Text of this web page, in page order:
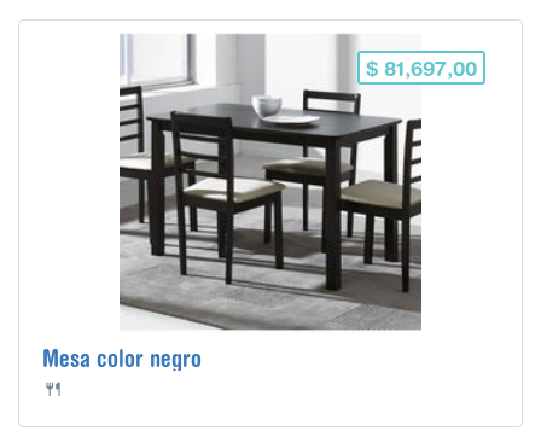
$ 81,697,00
Mesa color negro
🍴